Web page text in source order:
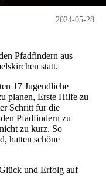
2024-05-28
Pfadfindern aus
statt.
17 Jugendliche
planen, Erste Hilfe zu
Schritt für die
Pfadfindern zu
zu kurz. So
hatten schöne
und Erfolg auf